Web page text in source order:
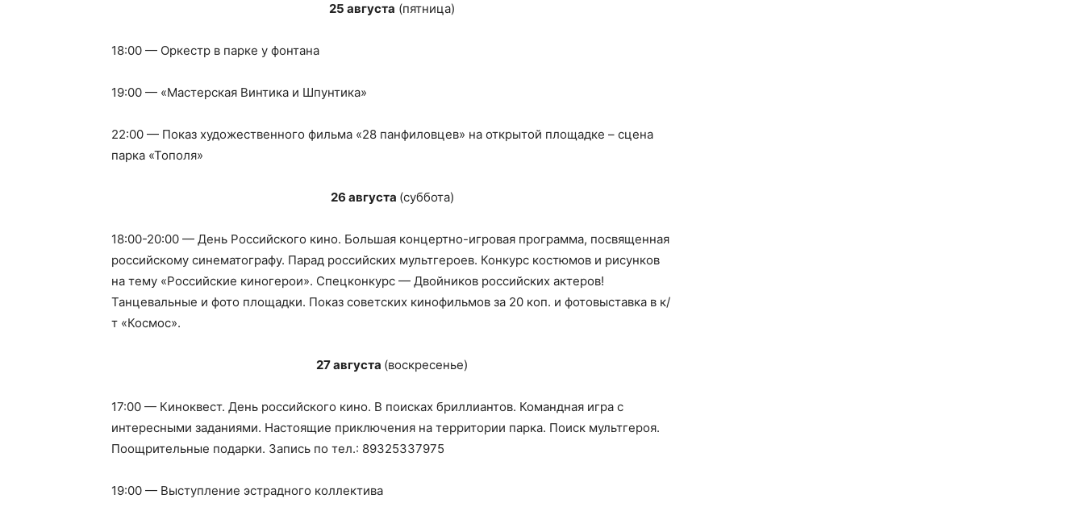
25 августа (пятница)
18:00 — Оркестр в парке у фонтана
19:00 — «Мастерская Винтика и Шпунтика»
22:00 — Показ художественного фильма «28 панфиловцев» на открытой площадке – сцена
парка «Тополя»
26 августа (суббота)
18:00-20:00 — День Российского кино. Большая концертно-игровая программа, посвященная
российскому синематографу. Парад российских мультгероев. Конкурс костюмов и рисунков
на тему «Российские киногерои». Спецконкурс — Двойников российских актеров!
Танцевальные и фото площадки. Показ советских кинофильмов за 20 коп. и фотовыставка в к/
т «Космос».
27 августа (воскресенье)
17:00 — Киноквест. День российского кино. В поисках бриллиантов. Командная игра с
интересными заданиями. Настоящие приключения на территории парка. Поиск мультгероя.
Поощрительные подарки. Запись по тел.: 89325337975
19:00 — Выступление эстрадного коллектива